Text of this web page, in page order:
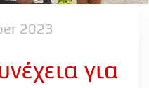
2023
για